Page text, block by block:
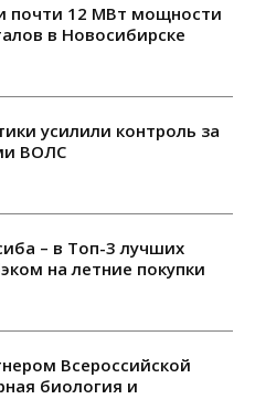
почти 12 МВт мощности
в Новосибирске
усилили контроль за
ВОЛС
– в Топ-3 лучших
на летние покупки
Всероссийской
биология и